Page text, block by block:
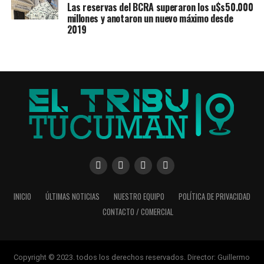
retrocesos.
Las reservas del BCRA superaron los u$s50.000
millones y anotaron un nuevo máximo desde
2019
INICIO ÚLTIMAS NOTICIAS NUESTRO EQUIPO
POLÍTICA DE PRIVACIDAD
CONTACTO / COMERCIAL
Copyright © 2023. todos los derechos reservados. Director: Guillermo